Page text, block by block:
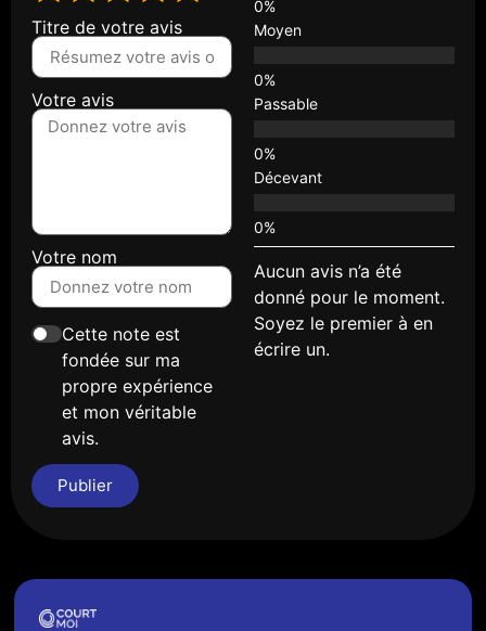
Titre de votre avis
Votre avis
Votre nom
Cette note est
fondée sur ma
propre expérience
et mon véritable
avis.
Publier
Moyen
Passable
Décevant
Aucun avis n’a été
donné pour le moment.
Soyez le premier à en
écrire un.